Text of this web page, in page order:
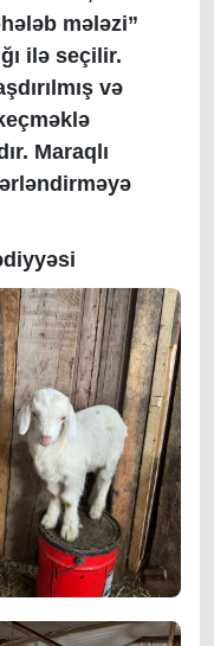
mələzi”
ilə seçilir.
və
Maraqlı